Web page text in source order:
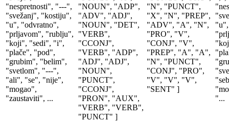
"nespretnosti", "---",
"svežanj", "kostiju",
"u", "odvratno",
"prljavom", "rublju",
"koji", "sedi", "i",
"plače", "pod",
"grubim", "belim",
"svetlom", "---",
"ali", "se", "nije",
"mogao",
"zaustaviti", ...
"NOUN", "ADP",
"ADV", "ADJ",
"NOUN", "DET",
"VERB",
"CCONJ",
"VERB", "ADP",
"ADJ", "ADJ",
"NOUN",
"PUNCT",
"CCONJ",
"PRON", "AUX",
"VERB", "VERB",
"PUNCT" ]
"N", "PUNCT",
"X", "N", "PREP",
"ADV", "A", "N",
"PRO", "V",
"CONJ", "V",
"PREP", "A", "A",
"N", "PUNCT",
"CONJ", "PRO",
"V", "V", "V",
"SENT" ]
"...